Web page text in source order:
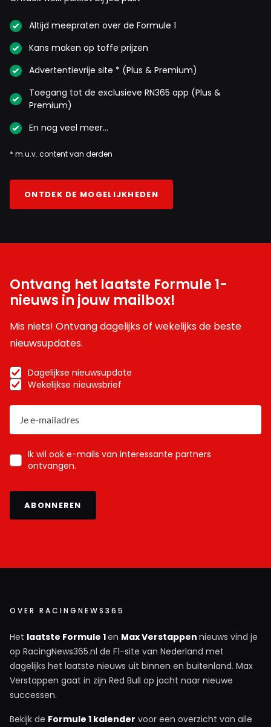
Altijd meepraten over de Formule 1
Kans maken op toffe prijzen
Advertentievrije site * (Plus & Premium)
Toegang tot de exclusieve RN365 app (Plus &
Premium)
En nog veel meer…
* m.u.v. content van derden
ONTDEK DE MOGELIJKHEDEN
Ontvang het laatste Formule 1-
nieuws in jouw mailbox!
Mis niets! Ontvang dagelijks of wekelijks de beste
nieuwsupdates.
Dagelijkse nieuwsupdate
Wekelijkse nieuwsbrief
Ik wil ook e-mails van interessante partners
ontvangen.
ABONNEREN
OVER RACINGNEWS365
Het laatste Formule 1en Max Verstappen nieuws vind je
op RacingNews365.nl de F1-site van Nederland met
dagelijks het laatste nieuws uit binnen en buitenland. Max
Verstappen gaat in zijn Red Bull op jacht naar nieuwe
successen.
Bekijk de Formule 1 kalender voor een overzicht van alle